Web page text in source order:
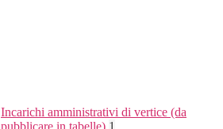
Incarichi amministrativi di vertice (da